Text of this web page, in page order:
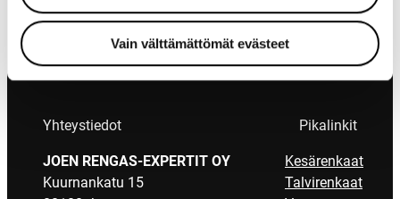
Vain välttämättömät evästeet
Yhteystiedot
JOEN RENGAS-EXPERTIT OY
Kuurnankatu 15
Pikalinkit
Kesärenkaat
Talvirenkaat